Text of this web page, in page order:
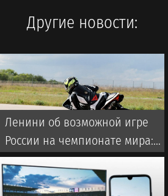
Другие новости:
Ленини об возможной игре
России на чемпионате мира:
Они однозначно прошли бы
далеко